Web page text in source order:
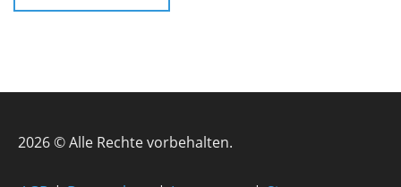
2026 © Alle Rechte vorbehalten.